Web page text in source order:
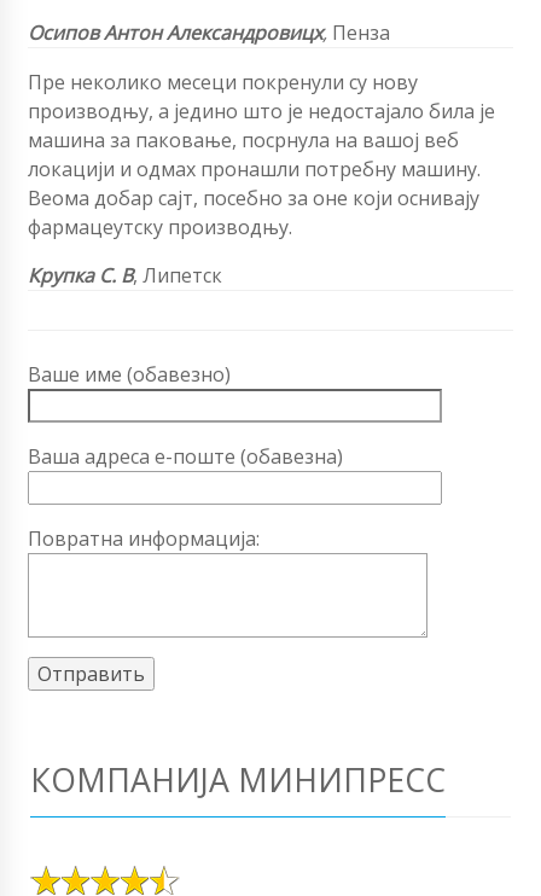
Осипов Антон Александровицх, Пенза
Пре неколико месеци покренули су нову
производњу, а једино што је недостајало била је
машина за паковање, посрнула на вашој веб
локацији и одмах пронашли потребну машину.
Веома добар сајт, посебно за оне који оснивају
фармацеутску производњу.
Крупка С. В, Липетск
Ваше име (обавезно)
Ваша адреса е-поште (обавезна)
Повратна информација:
КОМПАНИЈА МИНИПРЕСС